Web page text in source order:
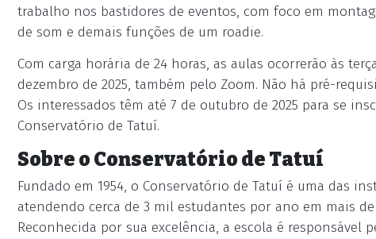
trabalho nos bastidores de eventos, com foco em
de som e demais funções de um roadie.
Com carga horária de 24 horas, as aulas ocorrerão às
dezembro de 2025, também pelo Zoom. Não há pré-
Os interessados têm até 7 de outubro de 2025 para se
Conservatório de Tatuí.
Sobre o Conservatório de Tatuí
Fundado em 1954, o Conservatório de Tatuí é uma das
atendendo cerca de 3 mil estudantes por ano em mais
Reconhecida por sua excelência, a escola é